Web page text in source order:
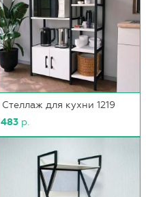
Стеллаж для кухни 1219
483 р.